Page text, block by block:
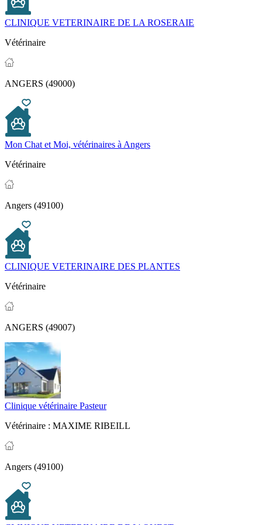
CLINIQUE VETERINAIRE DE LA ROSERAIE
Vétérinaire
ANGERS (49000)
Mon Chat et Moi, vétérinaires à Angers
Vétérinaire
Angers (49100)
CLINIQUE VETERINAIRE DES PLANTES
Vétérinaire
ANGERS (49007)
Clinique vétérinaire Pasteur
Vétérinaire : MAXIME RIBEILL
Angers (49100)